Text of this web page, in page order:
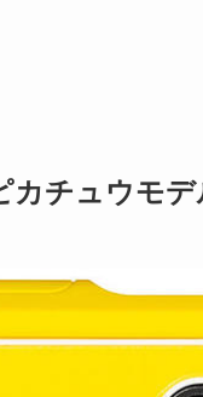
カチュウモデ